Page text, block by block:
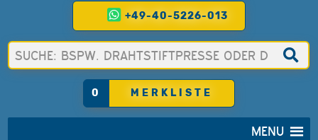
+49-40-5226-013
0 MERKLISTE
MENU